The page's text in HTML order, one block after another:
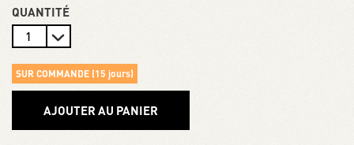
QUANTITÉ
SUR COMMANDE (15 jours)
AJOUTER AU PANIER